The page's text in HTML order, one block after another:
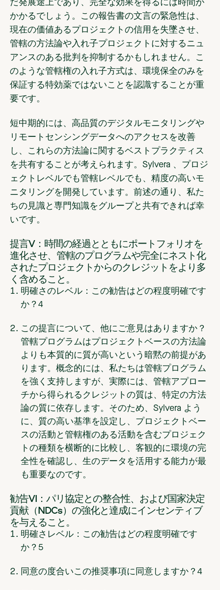
だ発展途上であり、完全な効果を得るには時間が
かかるでしょう。この報告書の文言の緊急性は、
現在の価値あるプロジェクトの信用を失墜させ、
管轄の方法論や入れ子プロジェクトに対するニュ
アンスのある批判を抑制するかもしれません。こ
のような管轄権の入れ子方式は、環境保全のみを
保証する特効薬ではないことを認識することが重
要です。
短中期的には、高品質のデジタルモニタリングや
リモートセンシングデータへのアクセスを改善
し、これらの方法論に関するベストプラクティス
を共有することが考えられます。Sylvera 、プロジ
ェクトレベルでも管轄レベルでも、精度の高いモ
ニタリングを開発しています。前述の通り、私た
ちの見識と専門知識をグループと共有できれば幸
いです。
提言V：時間の経過とともにポートフォリオを
進化させ、管轄のプログラムや完全にネスト化
されたプロジェクトからのクレジットをより多
く含めること。
明確さのレベル：この勧告はどの程度明確です
か？4
この提言について、他にご意見はありますか？
管轄プログラムはプロジェクトベースの方法論
よりも本質的に質が高いという暗黙の前提があ
ります。概念的には、私たちは管轄プログラム
を強く支持しますが、実際には、管轄アプロー
チから得られるクレジットの質は、特定の方法
論の質に依存します。そのため、Sylvera よう
に、質の高い基準を設定し、プロジェクトベー
スの活動と管轄権のある活動を含むプロジェク
トの種類を横断的に比較し、客観的に環境の完
全性を確認し、生のデータを活用する能力が最
も重要なのです。
勧告VI：パリ協定との整合性、および国家決定
貢献（NDCs）の強化と達成にインセンティブ
を与えること。
明確さレベル：この勧告はどの程度明確です
か？ 5
同意の度合いこの推奨事項に同意しますか？4